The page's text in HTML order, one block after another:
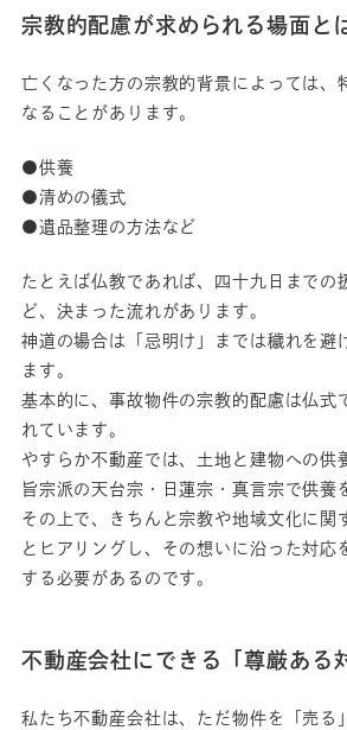
宗教的配慮が求められる場面と
亡くなった方の宗教的背景によっては、
なることがあります。
●供養
●清めの儀式
●遺品整理の方法など
たとえば仏教であれば、四十九日までの
ど、決まった流れがあります。
神道の場合は「忌明け」までは穢れを避
ます。
基本的に、事故物件の宗教的配慮は仏式
れています。
やすらか不動産では、土地と建物への供
旨宗派の天台宗・日蓮宗・真言宗で供養
その上で、きちんと宗教や地域文化に関
とヒアリングし、その想いに沿った対応
する必要があるのです。
不動産会社にできる「尊厳ある
私たち不動産会社は、ただ物件を「売る